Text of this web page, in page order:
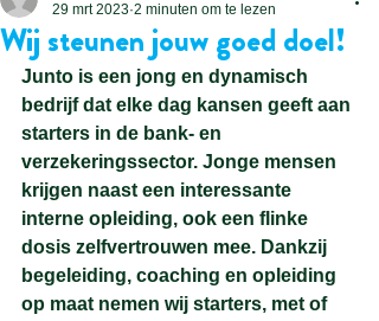
Wij steunen jouw goed doel!
29 mrt 2023 2 minuten om te lezen
Junto is een jong en dynamisch
bedrijf dat elke dag kansen geeft aan
starters in de bank- en
verzekeringssector. Jonge mensen
krijgen naast een interessante
interne opleiding, ook een flinke
dosis zelfvertrouwen mee. Dankzij
begeleiding, coaching en opleiding
op maat nemen wij starters, met of